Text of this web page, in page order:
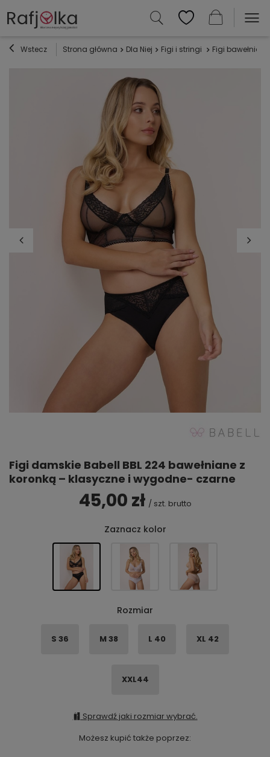
Wstecz Strona główna Dla Niej Figi i stringi Figi bawełniane
Figi damskie Babell BBL 224 bawełniane z
koronką – klasyczne i wygodne- czarne
45,00 zł / szt. brutto
Zaznacz kolor
Rozmiar
S 36 M 38 L 40 XL 42
XXL44
Sprawdź jaki rozmiar wybrać.
Możesz kupić także poprzez: